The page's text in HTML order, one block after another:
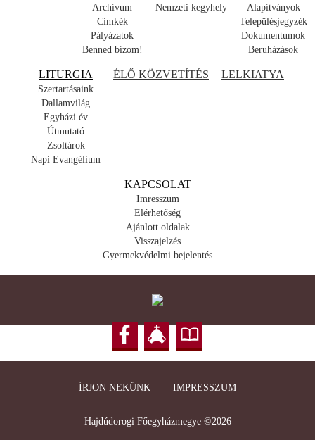
Archívum
Címkék
Pályázatok
Benned bízom!
Nemzeti kegyhely
Alapítványok
Településjegyzék
Dokumentumok
Beruházások
LITURGIA
Szertartásaink
Dallamvilág
Egyházi év
Útmutató
Zsoltárok
Napi Evangélium
ÉLŐ KÖZVETÍTÉS LELKIATYA
KAPCSOLAT
Imresszum
Elérhetőség
Ajánlott oldalak
Visszajelzés
Gyermekvédelmi bejelentés
ÍRJON NEKÜNK IMPRESSZUM
Hajdúdorogi Főegyházmegye ©2026